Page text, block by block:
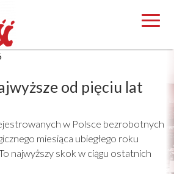
od pięciu lat
w Polsce bezrobotnych
miesiąca ubiegłego roku
najwyższy skok w ciągu ostatnich